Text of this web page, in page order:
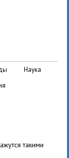
наука
такими